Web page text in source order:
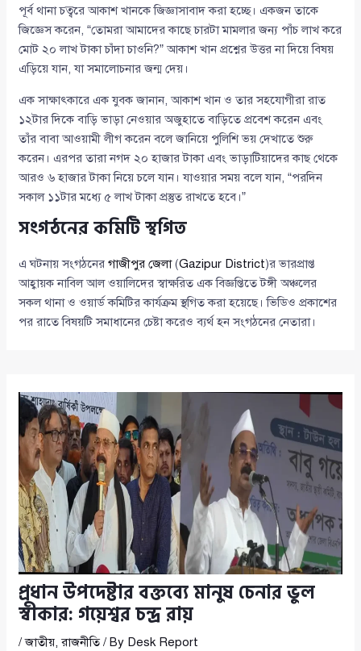
পূর্ব থানা চত্বরে আকাশ খানকে জিজ্ঞাসাবাদ করা হচ্ছে। একজন তাকে
জিজ্ঞেস করেন, “তোমরা আমাদের কাছে চারটা মামলার জন্য পাঁচ লাখ করে
মোট ২০ লাখ টাকা চাঁদা চাওনি?” আকাশ খান প্রশ্নের উত্তর না দিয়ে বিষয়
এড়িয়ে যান, যা সমালোচনার জন্ম দেয়।
এক সাক্ষাৎকারে এক যুবক জানান, আকাশ খান ও তার সহযোগীরা রাত
১২টার দিকে বাড়ি ভাড়া নেওয়ার অজুহাতে বাড়িতে প্রবেশ করেন এবং
তাঁর বাবা আওয়ামী লীগ করেন বলে জানিয়ে পুলিশি ভয় দেখাতে শুরু
করেন। এরপর তারা নগদ ২০ হাজার টাকা এবং ভাড়াটিয়াদের কাছ থেকে
আরও ৬ হাজার টাকা নিয়ে চলে যান। যাওয়ার সময় বলে যান, “পরদিন
সকাল ১১টার মধ্যে ৫ লাখ টাকা প্রস্তুত রাখতে হবে।”
সংগঠনের কমিটি স্থগিত
এ ঘটনায় সংগঠনেরগাজীপুর জেলা(Gazipur District)র ভারপ্রাপ্ত
আহ্বায়ক নাবিল আল ওয়ালিদের স্বাক্ষরিত এক বিজ্ঞপ্তিতে টঙ্গী অঞ্চলের
সকল থানা ও ওয়ার্ড কমিটির কার্যক্রম স্থগিত করা হয়েছে। ভিডিও প্রকাশের
পর রাতে বিষয়টি সমাধানের চেষ্টা করেও ব্যর্থ হন সংগঠনের নেতারা।
প্রধান উপদেষ্টার বক্তব্যে মানুষ চেনার ভুল
স্বীকার: গয়েশ্বর চন্দ্র রায়
/জাতীয়,রাজনীতি/ By Desk Report